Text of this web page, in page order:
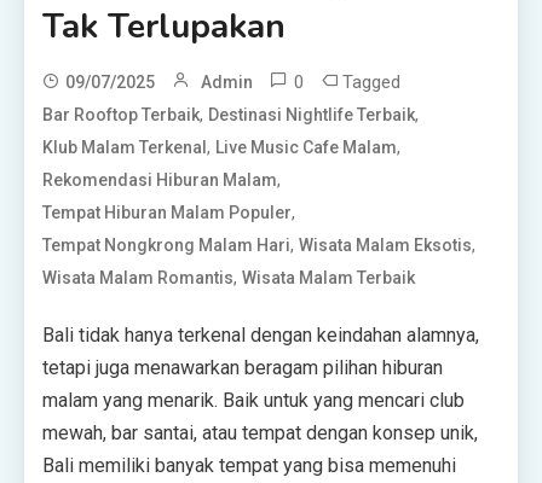
Tak Terlupakan
09/07/2025 Admin 0 Tagged
Bar Rooftop Terbaik, Destinasi Nightlife Terbaik,
Klub Malam Terkenal, Live Music Cafe Malam,
Rekomendasi Hiburan Malam,
Tempat Hiburan Malam Populer,
Tempat Nongkrong Malam Hari,Wisata Malam Eksotis,
Wisata Malam Romantis,Wisata Malam Terbaik
Bali tidak hanya terkenal dengan keindahan alamnya,
tetapi juga menawarkan beragam pilihan hiburan
malam yang menarik. Baik untuk yang mencari club
mewah, bar santai, atau tempat dengan konsep unik,
Bali memiliki banyak tempat yang bisa memenuhi